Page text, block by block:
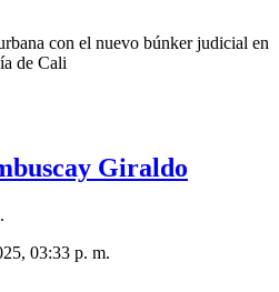
con el nuevo búnker judicial en
de Cali
Giraldo
03:33 p. m.